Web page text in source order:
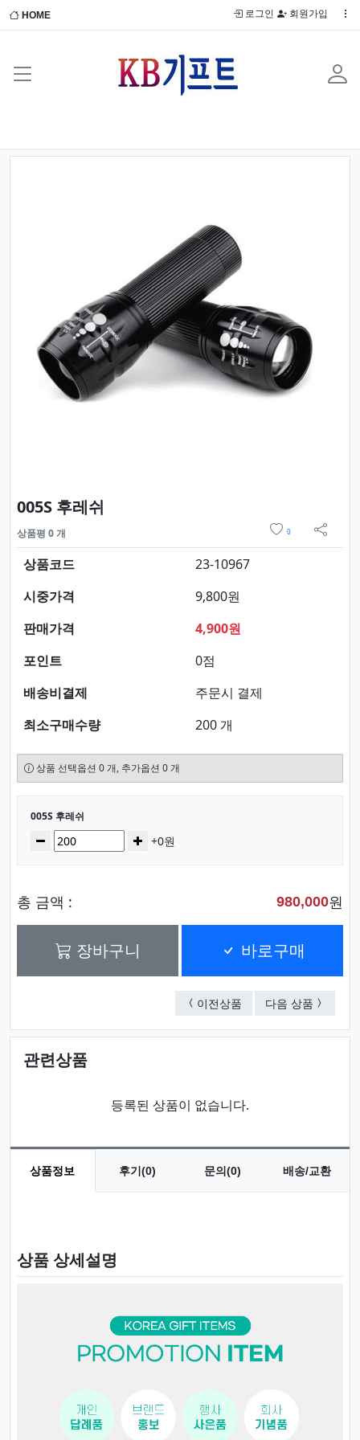
HOME 로그인 회원가입
Previous
005S 후레쉬
상품평 0 개 0
sns 공
상품코드
23-10967
시중가격
9,800원
판매가격
4,900원
포인트
0점
배송비결제
주문시 결제
최소구매수량
200 개
상품 선택옵션 0 개, 추가옵션 0 개
선택된 옵션
005S 후레쉬
수량감소 증가+0원
총 금액 : 980,000원
장바구니 바로구매
이전상품 5와트 미니후레쉬
다음 상품 E13 후
관련상품
등록된 상품이 없습니다.
상품정보 후기(0) 문의(0) 배송/교환
상품 상세설명